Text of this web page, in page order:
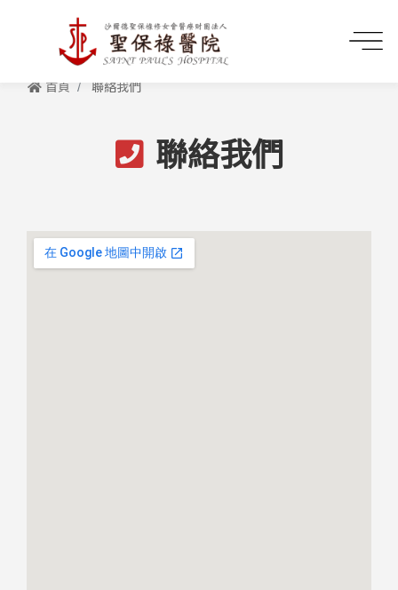
首頁 聯絡我們
聯絡我們